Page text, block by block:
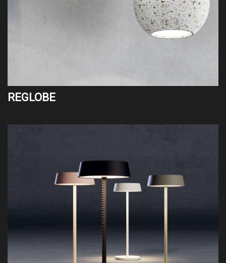
REGLOBE